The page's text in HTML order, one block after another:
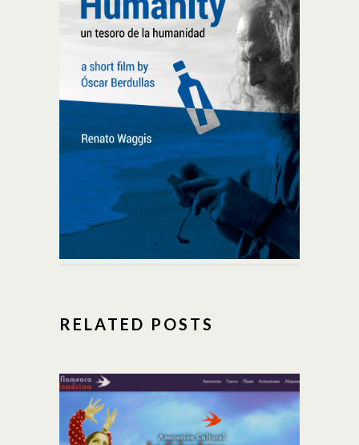
RELATED POSTS